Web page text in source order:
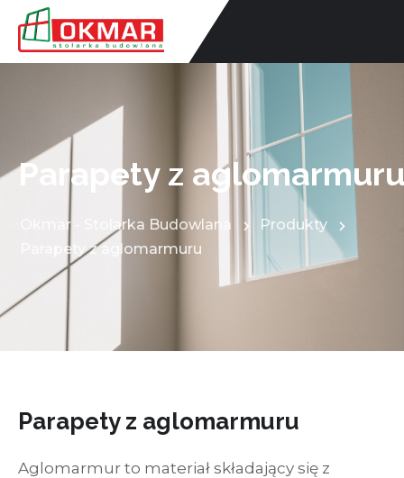
Parapety z aglomarmuru
Okmar - Stolarka Budowlana
Produkty
Parapety z aglomarmuru
Parapety z aglomarmuru
Aglomarmur to materiał składający się z